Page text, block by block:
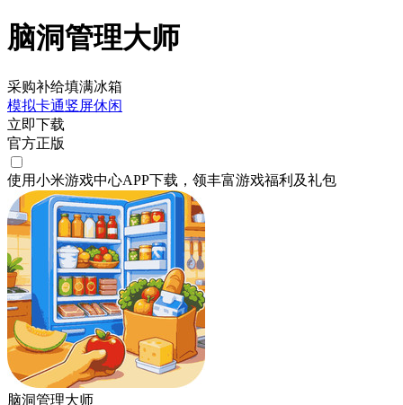
脑洞管理大师
采购补给填满冰箱
模拟卡通竖屏休闲
立即下载
官方正版
使用小米游戏中心APP下载 ，领丰富游戏福利 及礼包
脑洞管理大师